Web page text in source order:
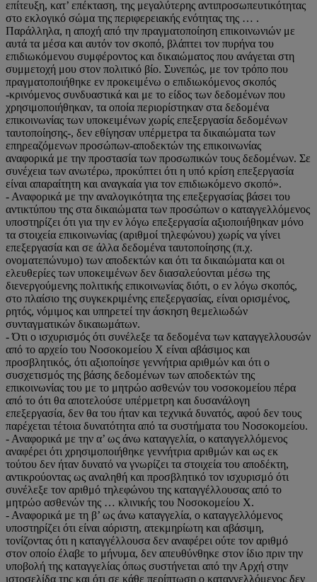
επίτευξη, κατ’ επέκταση, της μεγαλύτερης αντιπροσωπευτικότητας
στο εκλογικό σώμα της περιφερειακής ενότητας της … .
Παράλληλα, η αποχή από την πραγματοποίηση επικοινωνιών με
αυτά τα μέσα και αυτόν τον σκοπό, βλάπτει τον πυρήνα του
επιδιωκόμενου συμφέροντος και δικαιώματος που ανάγεται στη
συμμετοχή μου στον πολιτικό βίο. Συνεπώς, με τον τρόπο που
πραγματοποιήθηκε εν προκειμένω ο επιδιωκόμενος σκοπός
-κρινόμενος συνδυαστικά και με το είδος των δεδομένων που
χρησιμοποιήθηκαν, τα οποία περιορίστηκαν στα δεδομένα
επικοινωνίας των υποκειμένων χωρίς επεξεργασία δεδομένων
ταυτοποίησης-, δεν εθίγησαν υπέρμετρα τα δικαιώματα των
επηρεαζόμενων προσώπων-αποδεκτών της επικοινωνίας
αναφορικά με την προστασία των προσωπικών τους δεδομένων. Σε
συνέχεια των ανωτέρω, προκύπτει ότι η υπό κρίση επεξεργασία
είναι απαραίτητη και αναγκαία για τον επιδιωκόμενο σκοπό».
- Αναφορικά με την αναλογικότητα της επεξεργασίας βάσει του
αντικτύπου της στα δικαιώματα των προσώπων ο καταγγελλόμενος
υποστηρίζει ότι για την εν λόγω επεξεργασία αξιοποιήθηκαν μόνο
τα στοιχεία επικοινωνίας (αριθμοί τηλεφώνου) χωρίς να γίνει
επεξεργασία και σε άλλα δεδομένα ταυτοποίησης (π.χ.
ονοματεπώνυμο) των αποδεκτών και ότι τα δικαιώματα και οι
ελευθερίες των υποκειμένων δεν διασαλεύονται μέσω της
διενεργούμενης πολιτικής επικοινωνίας διότι, ο εν λόγω σκοπός,
στο πλαίσιο της συγκεκριμένης επεξεργασίας, είναι ορισμένος,
ρητός, νόμιμος και υπηρετεί την άσκηση θεμελιωδών
συνταγματικών δικαιωμάτων.
- Ότι ο ισχυρισμός ότι συνέλεξε τα δεδομένα των καταγγελλουσών
από το αρχείο του Νοσοκομείου Χ είναι αβάσιμος και
προσβλητικός, ότι αξιοποίησε γεννήτρια αριθμών και ότι ο
συσχετισμός της βάσης δεδομένων των αποδεκτών της
επικοινωνίας του με το μητρώο ασθενών του νοσοκομείου πέρα
από το ότι θα αποτελούσε υπέρμετρη και δυσανάλογη
επεξεργασία, δεν θα του ήταν και τεχνικά δυνατός, αφού δεν τους
παρέχεται τέτοια δυνατότητα από τα συστήματα του Νοσοκομείου.
- Αναφορικά με την α’ ως άνω καταγγελία, ο καταγγελλόμενος
αναφέρει ότι χρησιμοποιήθηκε γεννήτρια αριθμών και ως εκ
τούτου δεν ήταν δυνατό να γνωρίζει τα στοιχεία του αποδέκτη,
αντικρούοντας ως αναληθή και προσβλητικό τον ισχυρισμό ότι
συνέλεξε τον αριθμό τηλεφώνου της καταγγέλλουσας από το
μητρώο ασθενών της … κλινικής του Νοσοκομείου Χ.
- Αναφορικά με τη β’ ως άνω καταγγελία, ο καταγγελλόμενος
υποστηρίζει ότι είναι αόριστη, ατεκμηρίωτη και αβάσιμη,
τονίζοντας ότι η καταγγέλλουσα δεν αναφέρει ούτε τον αριθμό
στον οποίο έλαβε το μήνυμα, δεν απευθύνθηκε στον ίδιο πριν την
υποβολή της καταγγελίας όπως συστήνεται από την Αρχή στην
ιστοσελίδα της και ότι σε κάθε περίπτωση ο καταγγελλόμενος δεν